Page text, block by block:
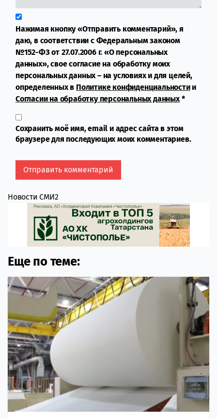
Нажимая кнопку «Отправить комментарий», я
даю, в соответствии с Федеральным законом
№152-ФЗ от 27.07.2006 г. «О персональных
данных», свое согласие на обработку моих
персональных данных – на условиях и для целей,
определенных в Политике конфиденциальностии
Согласии на обработку персональных данных*
Сохранить моё имя, email и адрес сайта в этом
браузере для последующих моих комментариев.
Новости СМИ2
Еще по теме: